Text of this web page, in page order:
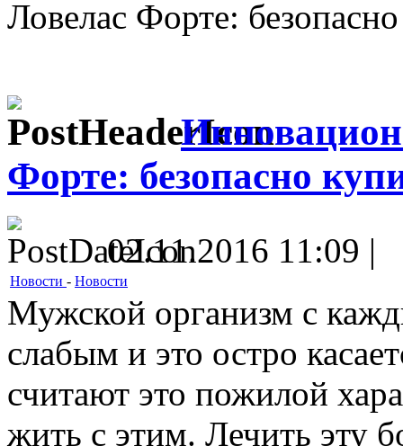
Ловелас Форте:
Форте: безопасно
02.11.2016 11:09 |
Новости - Новости
Мужской организм с
слабым и это остро
считают это пожилой
жить с этим. Лечить эту